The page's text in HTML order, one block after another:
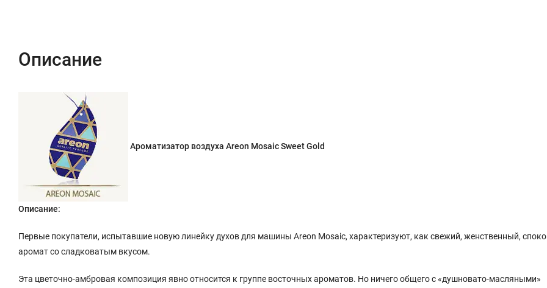
Описание
Ароматизатор воздуха Areon Mosaic Sweet Gold
Описание:
Первые покупатели, испытавшие новую линейку духов для машины Areon Mosaic, характеризуют, как свежий, женственный,
аромат со сладковатым вкусом.
Эта цветочно-амбровая композиция явно относится к группе восточных ароматов. Но ничего общего с «душновато-масляными»